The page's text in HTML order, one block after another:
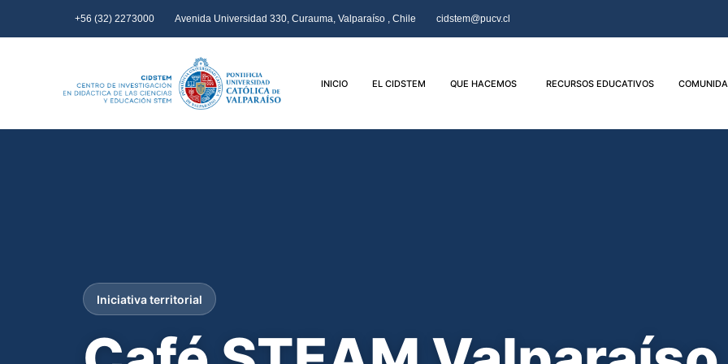
+56 (32) 2273000 Avenida Universidad 330, Curauma, Valparaíso , Chile cidstem@pucv.cl
INICIO EL CIDSTEM QUE HACEMOS RECURSOS EDUCATIVOS
Iniciativa territorial